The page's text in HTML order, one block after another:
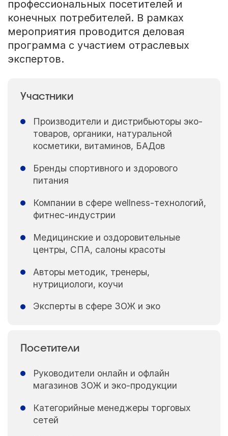
профессиональных посетителей и
конечных потребителей. В рамках
мероприятия проводится деловая
программа с участием отраслевых
экспертов.
Участники
Производители и дистрибьюторы эко-
товаров, органики, натуральной
косметики, витаминов, БАДов
Бренды спортивного и здорового
питания
Компании в сфере wellness-технологий,
фитнес-индустрии
Медицинские и оздоровительные
центры, СПА, салоны красоты
Авторы методик, тренеры,
нутрициологи, коучи
Эксперты в сфере ЗОЖ и эко
Посетители
Руководители онлайн и офлайн
магазинов ЗОЖ и эко-продукции
Категорийные менеджеры торговых
сетей